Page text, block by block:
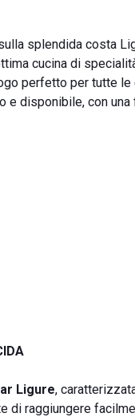
splendida costa
cucina di
perfetto per tutte
e disponibile, con
Ligure,
di raggiungere